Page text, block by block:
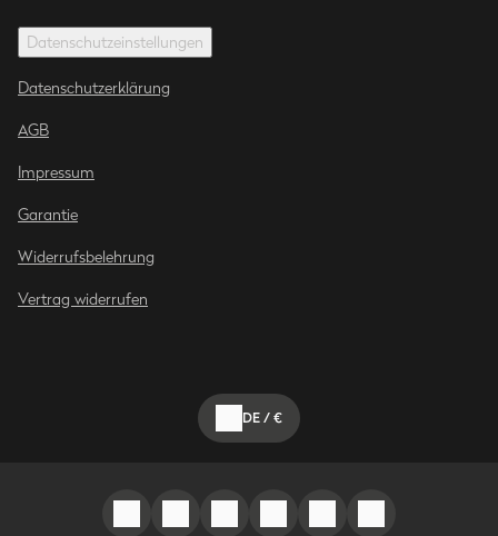
Datenschutzeinstellungen
Datenschutzerklärung
AGB
Impressum
Garantie
Widerrufsbelehrung
Vertrag widerrufen
DE/€